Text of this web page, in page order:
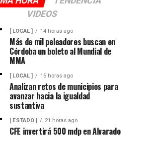
VIDEOS
[ LOCAL ] 14 horas ago
Más de mil peleadores buscan en
Córdoba un boleto al Mundial de
MMA
[ LOCAL ] 15 horas ago
Analizan retos de municipios para
avanzar hacia la igualdad
sustantiva
[ ESTADO ] 21 horas ago
CFE invertirá 500 mdp en Alvarado